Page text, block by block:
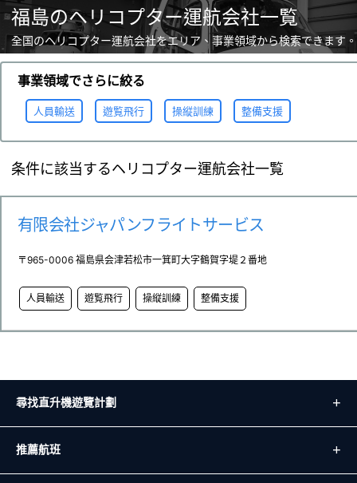
福島のヘリコプター運航会社一覧
全国のヘリコプター運航会社をエリア、事業領域から検索できます。
事業領域でさらに絞る
人員輸送 遊覧飛行 操縦訓練 整備支援
条件に該当するヘリコプター運航会社一覧
有限会社ジャパンフライトサービス
〒965-0006 福島県会津若松市一箕町大字鶴賀字堤２番地
人員輸送 遊覧飛行 操縦訓練 整備支援
尋找直升機遊覽計劃
推薦航班